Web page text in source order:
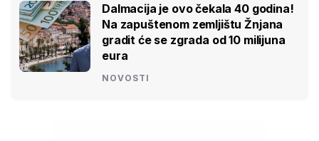
Dalmacija je ovo čekala 40 godina!
Na zapuštenom zemljištu Žnjana
gradit će se zgrada od 10 milijuna
eura
NOVOSTI